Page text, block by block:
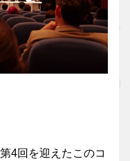
4回を迎えたこのコ